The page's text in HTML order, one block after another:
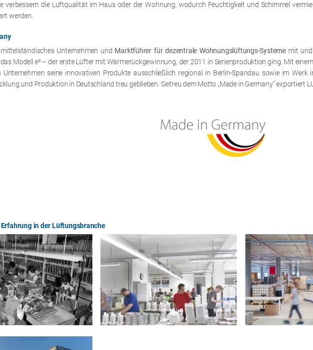
verbessern die Luftqualität im Haus oder der Wohnung, wodurch Feuchtigkeit und Schimmel
werden.
Unternehmen und Marktführer für dezentrale Wohnungslüftungs-Systeme mit
Modell e² – der erste Lüfter mit Wärmerückgewinnung, der 2011 in Serienproduktion ging. Mit
Unternehmen seine innovativen Produkte ausschließlich regional in Berlin-Spandau sowie im
und Produktion in Deutschland treu geblieben. Getreu dem Motto „Made in Germany“ exportiert
in der Lüftungsbranche